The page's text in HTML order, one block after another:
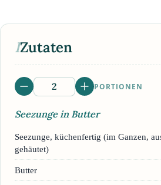
IZutaten
PORTIONEN
Seezunge in Butter
Seezunge, küchenfertig (im Ganzen,
gehäutet)
Butter